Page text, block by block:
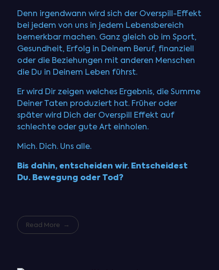
Denn irgendwann wird sich der Overspill-Effekt
bei jedem von uns in jedem Lebensbereich
bemerkbar machen. Ganz gleich ob im Sport,
Gesundheit, Erfolg in Deinem Beruf, finanziell
oder die Beziehungen mit anderen Menschen
die Du in Deinem Leben führst.
Er wird Dir zeigen welches Ergebnis, die Summe
Deiner Taten produziert hat. Früher oder
später wird Dich der Overspill Effekt auf
schlechte oder gute Art einholen.
Mich. Dich. Uns alle.
Bis dahin, entscheiden wir. Entscheidest
Du. Bewegung oder Tod?
Read More